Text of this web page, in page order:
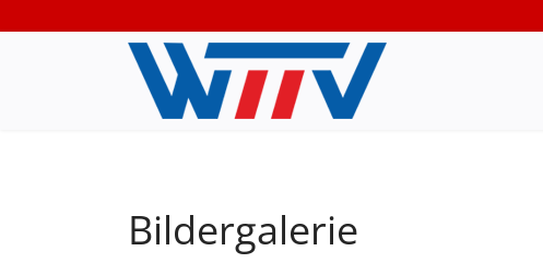
Bildergalerie